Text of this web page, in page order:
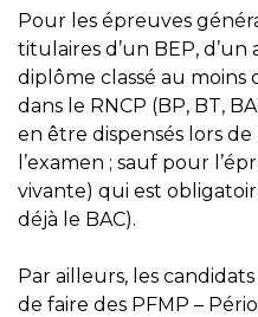
Pour les épreuves
titulaires d’un BEP,
diplôme classé au
dans le RNCP (BP, BT,
en être dispensés lors
l’examen ; sauf pour
vivante) qui est
déjà le BAC).
Par ailleurs, les
de faire des PFMP –